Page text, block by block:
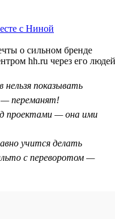
с Ниной
нельзя показывать
— переманят!
проектами — она ими
учится делать
с переворотом —